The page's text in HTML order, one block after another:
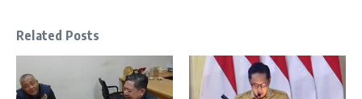
Related Posts